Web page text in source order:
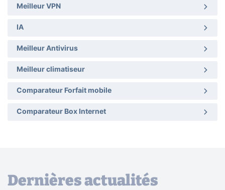
Meilleur VPN
IA
Meilleur Antivirus
Meilleur climatiseur
Comparateur Forfait mobile
Comparateur Box Internet
Dernières actualités